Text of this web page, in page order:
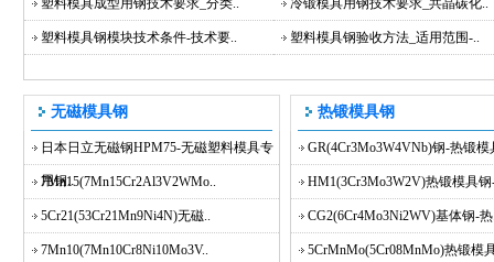
塑料模具成型用钢技术要求_分类.. 冷锻模具用钢技术要求_共晶碳化..
塑料模具钢模块技术条件-技术要.. 塑料模具钢验收方法_适用范围-..
无磁模具钢
日本日立无磁钢HPM75-无磁塑料模具专
用钢..
7Mn15(7Mn15Cr2Al3V2WMo..
5Cr21(53Cr21Mn9Ni4N)无磁..
7Mn10(7Mn10Cr8Ni10Mo3V..
热锻模具钢
GR(4Cr3Mo3W4VNb)钢-热锻模
HM1(3Cr3Mo3W2V)热锻模具钢
CG2(6Cr4Mo3Ni2WV)基体钢-
5CrMnMo(5Cr08MnMo)热锻模